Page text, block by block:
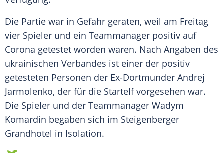
Die Partie war in Gefahr geraten, weil am Freitag
vier Spieler und ein Teammanager positiv auf
Corona getestet worden waren. Nach Angaben des
ukrainischen Verbandes ist einer der positiv
getesteten Personen der Ex-Dortmunder Andrej
Jarmolenko, der für die Startelf vorgesehen war.
Die Spieler und der Teammanager Wadym
Komardin begaben sich im Steigenberger
Grandhotel in Isolation.